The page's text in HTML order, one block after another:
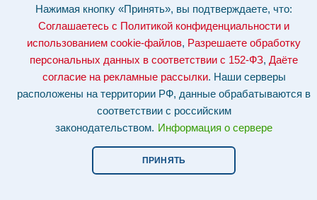
Нажимая кнопку «Принять», вы подтверждаете, что:
Соглашаетесь с Политикой конфиденциальности и
использованием cookie-файлов, Разрешаете обработку
персональных данных в соответствии с 152-ФЗ, Даёте
согласие на рекламные рассылки. Наши серверы
расположены на территории РФ, данные обрабатываются в
соответствии с российским
законодательством. Информация о сервере
ПРИНЯТЬ
Просматривая данный веб сайт, и обращаясь к нам, вы:Соглашаетесь с
Политикой конфиденциальности и использованием cookie-файлов,
Даёте согласие на рекламные рассылки.
Отозвать согласие на обработку персональных данных: по эл-почте:
info@tvpolimer.ru
| по телефону
Наши серверы расположены на территории РФ, данные обрабатываются в
соответствии с российским законодательством.Информация о сервере и
Сайт носит исключительно информационный характер и не является